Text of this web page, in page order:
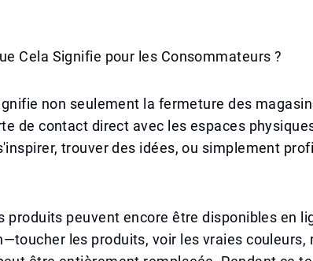
Cela Signifie pour les Consommateurs ?
non seulement la fermeture des
de contact direct avec les espaces
trouver des idées, ou simplement
produits peuvent encore être disponibles en
les produits, voir les vraies couleurs,